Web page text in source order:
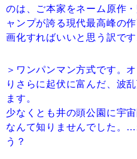
のは、ご本家をネーム原作
ャンプが誇る現代最高峰の
画化すればいいと思う訳です
＞ワンパンマン方式です。
りさらに起伏に富んだ、波
ます。
少なくとも井の頭公園に宇
なんて知りませんでした。
う？